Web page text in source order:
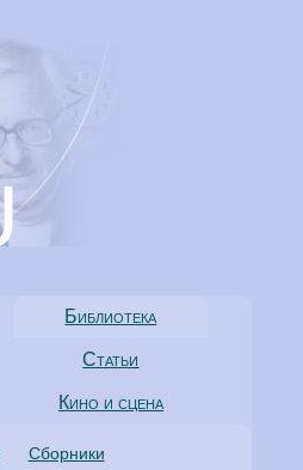
Библиотека
Статьи
Кино и сцена
Сборники